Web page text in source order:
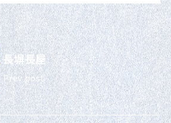
長塀長屋
Prev post